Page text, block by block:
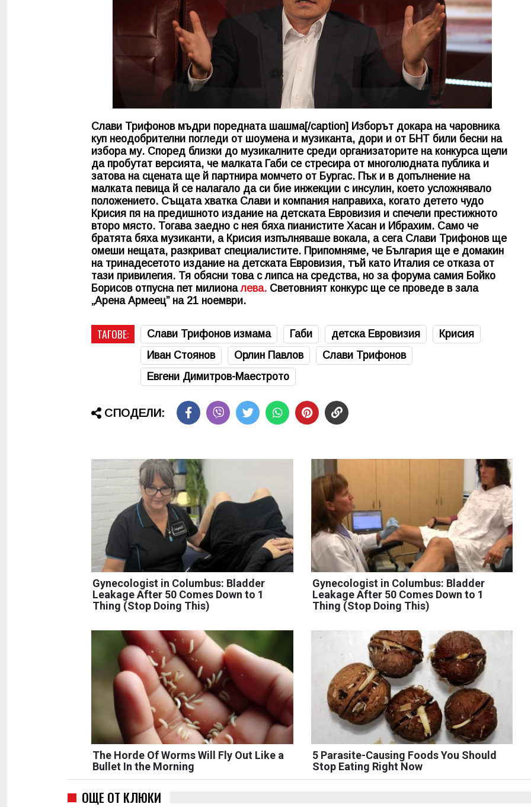
Слави Трифонов мъдри поредната шашма[/caption] Изборът докара на чаровника
куп неодобрителни погледи от шоумена и музиканта, дори и от БНТ били бесни на
избора му. Според близки до музикалните среди организаторите на конкурса щели
да пробутат версията, че малката Габи се стресира от многолюдната публика и
затова на сцената ще й партнира момчето от Бургас. Пък и в допълнение на
малката певица й се налагало да си бие инжекции с инсулин, което усложнявало
положението. Същата хватка Слави и компания направиха, когато детето чудо
Крисия пя на предишното издание на детската Евровизия и спечели престижното
второ място. Тогава заедно с нея бяха пианистите Хасан и Ибрахим. Само че
братята бяха музиканти, а Крисия изпълняваше вокала, а сега Слави Трифонов ще
омеши нещата, разкриват специалистите. Припомняме, че България ще е домакин
на тринадесетото издание на детската Евровизия, тъй като Италия се отказа от
тази привилегия. Тя обясни това с липса на средства, но за форума самия Бойко
Борисов отпусна пет милионалева. Световният конкурс ще се проведе в зала
„Арена Армеец” на 21 ноември.
ТАГОВЕ: Слави Трифонов измама Габи детска Евровизия
Крисия
Иван Стоянов
Орлин Павлов
Слави Трифонов
Евгени Димитров-Маестрото
СПОДЕЛИ:
Gynecologist in Columbus: Bladder
Leakage After 50 Comes Down to 1
Thing (Stop Doing This)
Gynecologist in Columbus: Bladder
Leakage After 50 Comes Down to 1
Thing (Stop Doing This)
The Horde Of Worms Will Fly Out Like a
Bullet In the Morning
5 Parasite-Causing Foods You Should
Stop Eating Right Now
ОЩЕ ОТ КЛЮКИ